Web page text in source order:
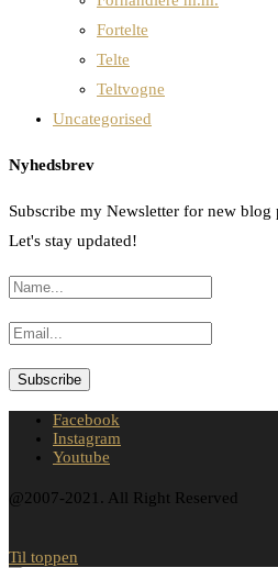
Fortelte
Telte
Teltvogne
Uncategorised
Nyhedsbrev
Subscribe my Newsletter for new blog
Let's stay updated!
Facebook
Instagram
Youtube
@2007-2021. All Right Reserved
Til toppen